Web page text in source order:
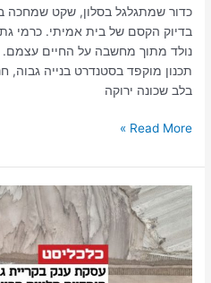
כדור שמתגלגל בסלון, שקט שמחכה
נולד מתוך מחשבה על החיים עצמם.
תכנון מוקפד בסטנדרט בנייה גבוה,
בלב שכונה ירוקה
Read More »
כלכליסט:
SPECIAL
של